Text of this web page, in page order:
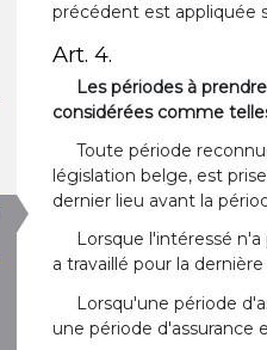
précédent est appliquée
Art. 4.
Les périodes à
considérées comme
Toute période
législation belge, est
dernier lieu avant la
Lorsque l'intéressé
a travaillé pour la dernière
Lorsqu'une période
une période d'assurance